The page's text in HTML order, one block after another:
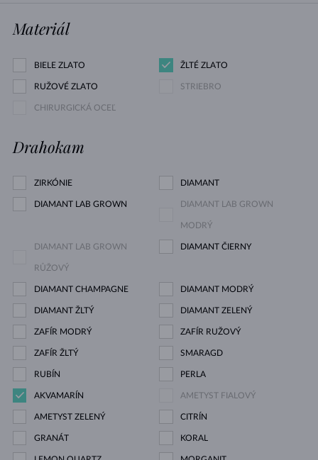
Materiál
BIELE ZLATO ŽLTÉ ZLATO
RUŽOVÉ ZLATO STRIEBRO
CHIRURGICKÁ OCEĽ
Drahokam
ZIRKÓNIE DIAMANT
DIAMANT LAB GROWN DIAMANT LAB GROWN
MODRÝ
DIAMANT LAB GROWN
RŮŽOVÝ
DIAMANT ČIERNY
DIAMANT CHAMPAGNE DIAMANT MODRÝ
DIAMANT ŽLTÝ DIAMANT ZELENÝ
ZAFÍR MODRÝ ZAFÍR RUŽOVÝ
ZAFÍR ŽLTÝ SMARAGD
RUBÍN PERLA
AKVAMARÍN AMETYST FIALOVÝ
AMETYST ZELENÝ CITRÍN
GRANÁT KORAL